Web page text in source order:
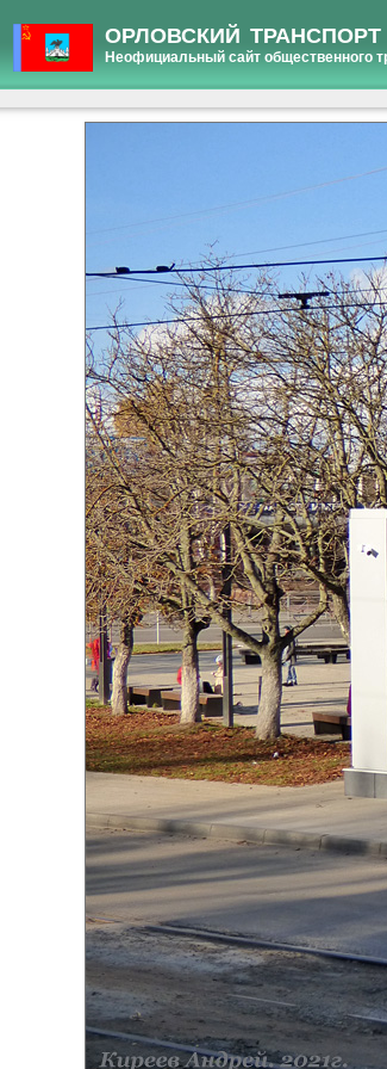
ОРЛОВСКИЙ ТРАНСПОРТ
Неофициальный сайт общественного